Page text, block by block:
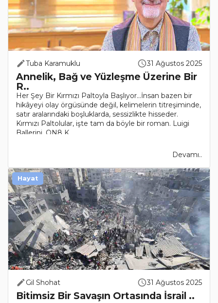
Tuba Karamuklu 31 Ağustos 2025
Annelik, Bağ ve Yüzleşme Üzerine Bir
R..
Her Şey Bir Kırmızı Paltoyla Başlıyor...İnsan bazen bir
hikâyeyi olay örgüsünde değil, kelimelerin titreşiminde,
satır aralarındaki boşluklarda, sessizlikte hisseder.
Kırmızı Paltolular, işte tam da böyle bir roman. Luigi
Ballerini, ON8 K..
Devamı..
Gil Shohat 31 Ağustos 2025
Bitimsiz Bir Savaşın Ortasında İsrail ..
Hayat